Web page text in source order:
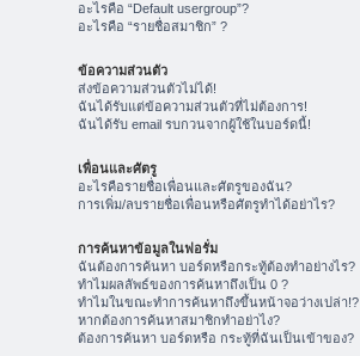
อะไรคือ “Default usergroup”?
อะไรคือ “รายชื่อสมาชิก” ?
ข้อความส่วนตัว
ส่งข้อความส่วนตัวไม่ได้!
ฉันได้รับแต่ข้อความส่วนตัวที่ไม่ต้องการ!
ฉันได้รับ email รบกวนจากผู้ใช้ในบอร์ดนี้!
เพื่อนและศัตรู
อะไรคือรายชื่อเพื่อนและศัตรูของฉัน?
การเพิ่ม/ลบรายชื่อเพื่อนหรือศัตรูทำได้อย่าไร?
การค้นหาข้อมูลในฟอรั่ม
ฉันต้องการค้นหา บอร์ดหรือกระทู้ต้องทำอย่างไร?
ทำไมผลลัพธ์ของการค้นหาถึงเป็น 0 ?
ทำไมในขณะทำการค้นหาถึงขึ้นหน้าจอว่างเปล่า!?
หากต้องการค้นหาสมาชิกทำอย่าไง?
ต้องการค้นหา บอร์ดหรือ กระทู้ที่ฉันเป็นเข้าของ?